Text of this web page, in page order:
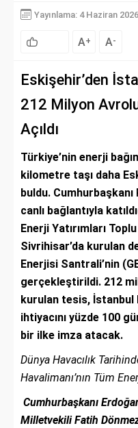
Yayınlama: 4 Haziran
A+ A-
Eskişehir’den
212 Milyon
Açıldı
Türkiye’nin enerji
kilometre taşı daha
buldu. Cumhurbaşkanı
canlı bağlantıyla
Enerji Yatırımları
Sivrihisar’da kurulan
Enerjisi Santrali’nin
gerçekleştirildi. 212
kurulan tesis, İstanbul
ihtiyacını yüzde 100
bir ilke imza atacak.
Dünya Havacılık
Havalimanı’nın Tüm
Cumhurbaşkanı
Milletvekili Fatih